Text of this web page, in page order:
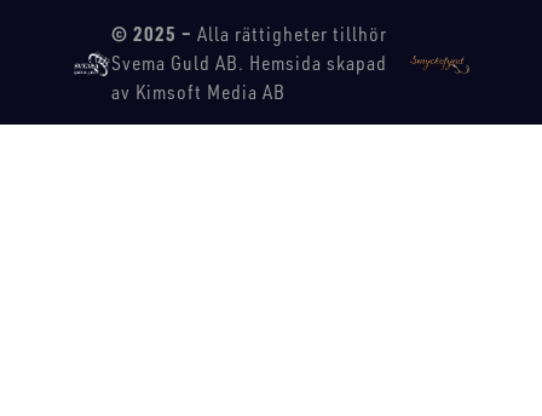
© 2025 – Alla rättigheter tillhör
Svema Guld AB. Hemsida skapad
av Kimsoft Media AB